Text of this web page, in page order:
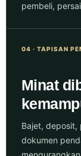
pembeli,
04 · TAPISAN
Minat
Bajet, deposit,
dokumen